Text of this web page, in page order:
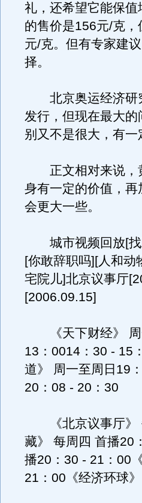
礼，还希望它能保
的售价是156元/克
元/克。但有专家建
择。
北京奥运经济研
发行，但现在最大
别又不是很大，有
正文相对来说，
身有一定的价值，
会更大一些。
城市视频回放[找
[你敢辞职吗][人和动
宅院儿]北京议事厅
[2006.09.15]
《天下财经》 周
13：0014：30 - 15
道》 周一至周日19
20：08 - 20：30
《北京议事厅》
藏》 每周四 首播20
播20：30 - 21：00
21：00《经济环球